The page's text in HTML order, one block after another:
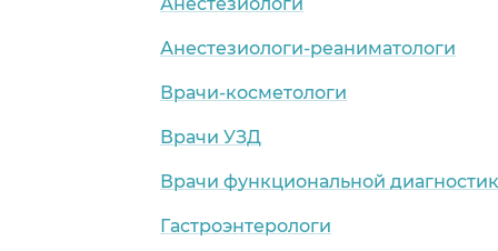
Анестезиологи-реаниматологи
Врачи-косметологи
Врачи УЗД
Врачи функциональной
Гастроэнтерологи